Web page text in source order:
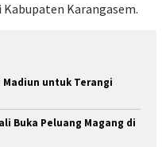
Karangasem.
untuk Terangi
Buka Peluang Magang di